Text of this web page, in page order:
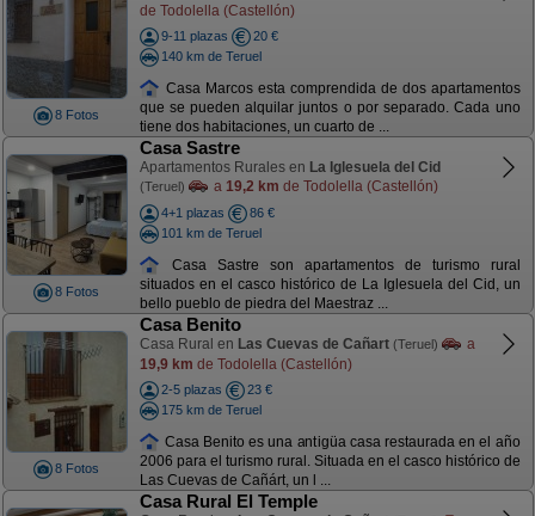
8 Fotos
de Todolella (Castellón)
9-11 plazas
20 €
140 km de Teruel
Casa Marcos esta comprendida de dos apartamentos
que se pueden alquilar juntos o por separado. Cada uno
tiene dos habitaciones, un cuarto de ...
8 Fotos
Casa Sastre
Apartamentos Rurales en La Iglesuela del Cid
(Teruel) a 19,2 km de Todolella (Castellón)
4+1 plazas
86 €
101 km de Teruel
Casa Sastre son apartamentos de turismo rural
situados en el casco histórico de La Iglesuela del Cid, un
bello pueblo de piedra del Maestraz ...
8 Fotos
Casa Benito
Casa Rural en Las Cuevas de Cañart (Teruel)
a
19,9 km de Todolella (Castellón)
2-5 plazas
23 €
175 km de Teruel
Casa Benito es una antigüa casa restaurada en el año
2006 para el turismo rural. Situada en el casco histórico de
Las Cuevas de Cañárt, un l ...
Casa Rural El Temple